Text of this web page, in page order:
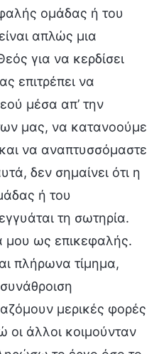
ομάδας ή του
απλώς μια
για να κερδίσει
επιτρέπει να
μέσα απ’ την
μας, να κατανοούμε
να αναπτυσσόμαστε
δεν σημαίνει ότι η
ή του
τη σωτηρία.
μου ως επικεφαλής.
πλήρωνα τίμημα,
μερικές φορές
οι άλλοι κοιμούνταν